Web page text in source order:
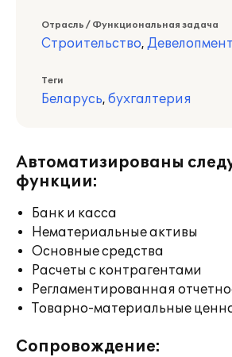
Отрасль / Функциональная задача
Строительство, Девелопмент
Теги
Беларусь, бухгалтерия
Автоматизированы
функции:
Банк и касса
Нематериальные активы
Основные средства
Расчеты с контрагентами
Регламентированная
Товарно-материальные
Сопровождение: